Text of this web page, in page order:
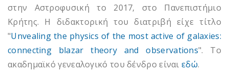
στην Αστροφυσική το 2017, στο Πανεπιστήμιο
Κρήτης. Η διδακτορική του διατριβή είχε τίτλο
"Unvealing the physics of the most active of galaxies:
connecting blazar theory and observations". Το
ακαδημαϊκό γενεαλογικό του δένδρο είναι εδώ.